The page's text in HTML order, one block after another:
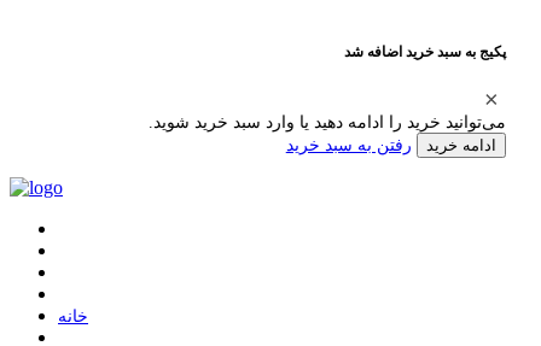
پکیج به سبد خرید اضافه شد
می‌توانید خرید را ادامه دهید یا وارد سبد خرید شوید.
ادامه خرید رفتن به سبد خرید
ﺧﺎﻧﻪ